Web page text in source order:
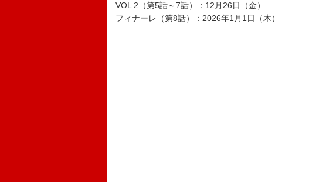
VOL 2（第5話～7話）：12月26日（金）
フィナーレ（第8話）：2026年1月1日（木）